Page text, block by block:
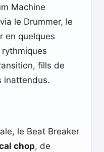
Machine
le Drummer, le
en quelques
fills de
inattendus.
le Beat Breaker
chop, de